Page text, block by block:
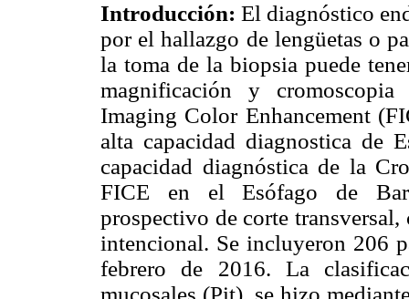
Introducción:El diagnóstico
por el hallazgo de lengüetas o
la toma de la biopsia puede
magnificación y
Imaging Color Enhancement
alta capacidad diagnostica de
capacidad diagnóstica de la
FICE en el Esófago de
prospectivo de corte
intencional. Se incluyeron 206
febrero de 2016. La